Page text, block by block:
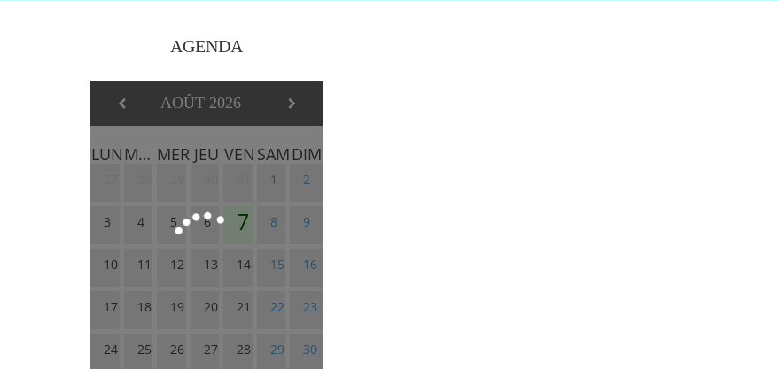
AGENDA
AOÛT 2026
LUN MAR MER JEU VEN SAM DIM
1 2
3 4 5 6 7 8 9
10 11 12 13 14 15 16
17 18 19 20 21 22 23
24 25 26 27 28 29 30